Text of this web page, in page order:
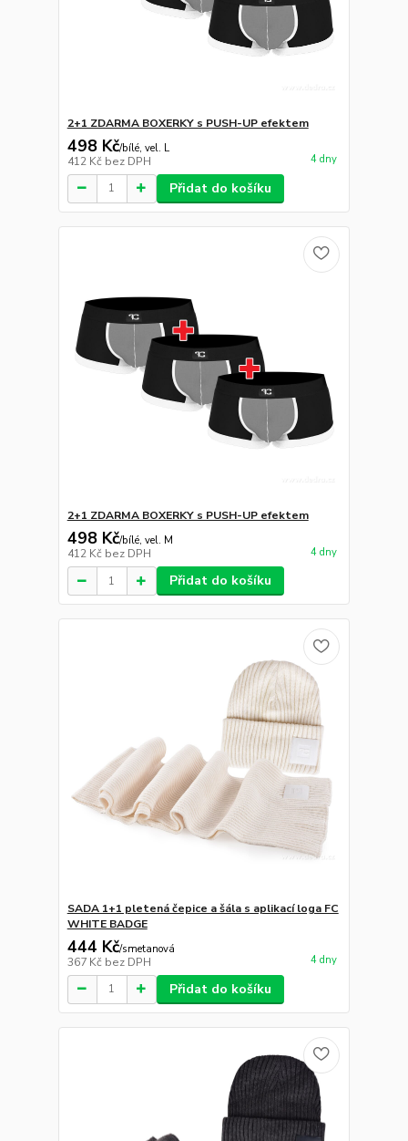
2+1 ZDARMA BOXERKY s PUSH-UP efektem
498 Kč/bílé, vel. L
412 Kč bez DPH 4 dny
Přidat do košíku
2+1 ZDARMA BOXERKY s PUSH-UP efektem
498 Kč/bílé, vel. M
412 Kč bez DPH 4 dny
Přidat do košíku
SADA 1+1 pletená čepice a šála s aplikací loga FC
WHITE BADGE
444 Kč/smetanová
367 Kč bez DPH 4 dny
Přidat do košíku